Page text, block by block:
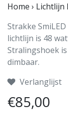
Home › Lichtlijn
Strakke
lichtlijn is 48
Stralingshoek
dimbaar.
Verlanglijst
€85,00